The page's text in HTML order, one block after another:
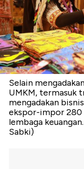
Selain
UMKM, termasuk
mengadakan
ekspor-impor 280
lembaga
Sabki)